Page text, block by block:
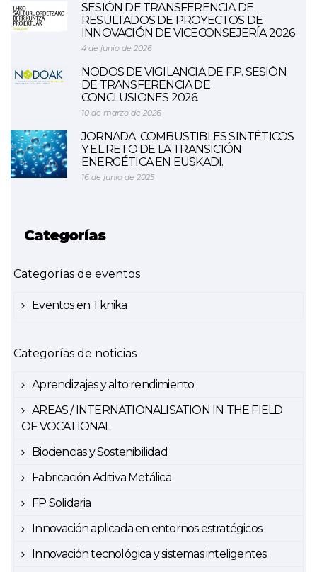
SESIÓN DE TRANSFERENCIA DE
RESULTADOS DE PROYECTOS DE
INNOVACIÓN DE VICECONSEJERÍA 2026
4 de junio de 2026
NODOS DE VIGILANCIA DE F.P. SESIÓN
DE TRANSFERENCIA DE
CONCLUSIONES 2026.
10 de marzo de 2026
JORNADA. COMBUSTIBLES SINTÉTICOS
Y EL RETO DE LA TRANSICIÓN
ENERGÉTICA EN EUSKADI.
16 de junio de 2025
Categorías
Categorías de eventos
Eventos en Tknika
Categorías de noticias
Aprendizajes y alto rendimiento
AREAS / INTERNATIONALISATION IN THE FIELD
OF VOCATIONAL
Biociencias y Sostenibilidad
Fabricación Aditiva Metálica
FP Solidaria
Innovación aplicada en entornos estratégicos
Innovación tecnológica y sistemas inteligentes